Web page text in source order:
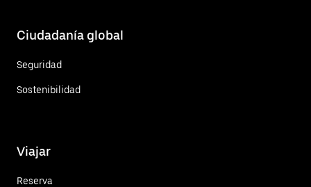
Ciudadanía global
Seguridad
Sostenibilidad
Viajar
Reserva